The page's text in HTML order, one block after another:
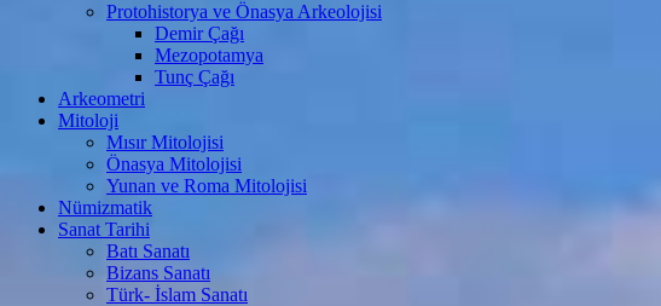
Protohistorya ve Önasya Arkeolojisi
Demir Çağı
Mezopotamya
Tunç Çağı
Arkeometri
Mitoloji
Mısır Mitolojisi
Önasya Mitolojisi
Yunan ve Roma Mitolojisi
Nümizmatik
Sanat Tarihi
Batı Sanatı
Bizans Sanatı
Türk- İslam Sanatı